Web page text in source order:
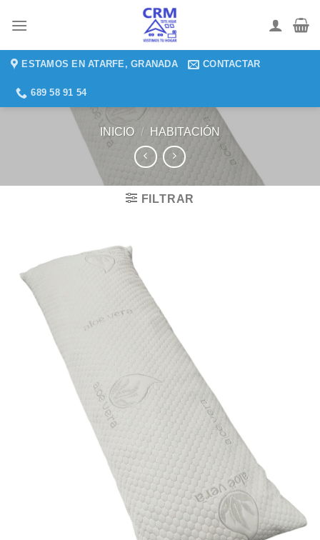
ESTAMOS EN ATARFE, GRANADA CONTACTAR
689 58 91 54
INICIO / HABITACIÓN
FILTRAR